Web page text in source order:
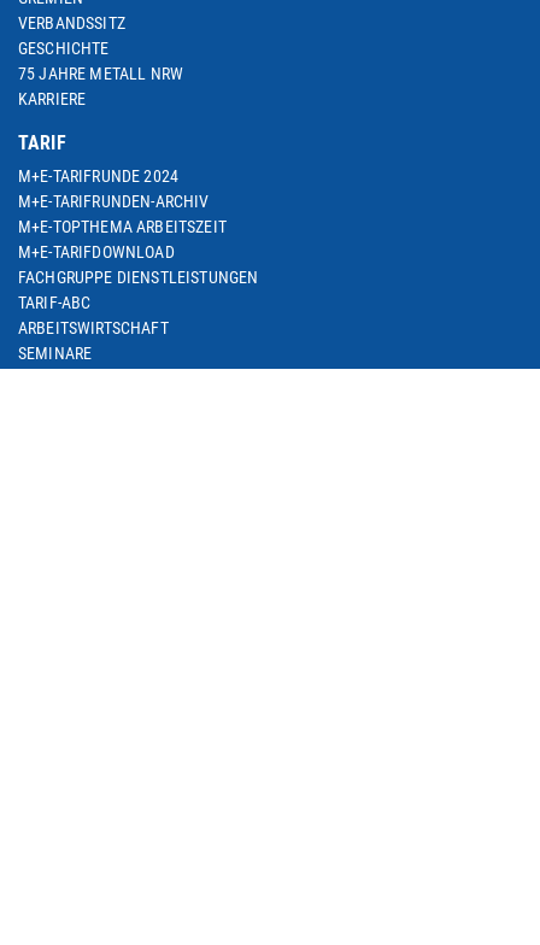
VERBANDSSITZ
GESCHICHTE
75 JAHRE METALL NRW
KARRIERE
TARIF
M+E-TARIFRUNDE 2024
M+E-TARIFRUNDEN-ARCHIV
M+E-TOPTHEMA ARBEITSZEIT
M+E-TARIFDOWNLOAD
FACHGRUPPE DIENSTLEISTUNGEN
TARIF-ABC
ARBEITSWIRTSCHAFT
SEMINARE